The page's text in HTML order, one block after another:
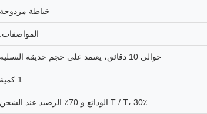
خياطة مزدوجة
المواصفات:
حوالي 10 دقائق، يعتمد على حجم حديقة التسلية
1 كمية
T / T، 30٪ الودائع و 70٪ الرصيد عند الشحن